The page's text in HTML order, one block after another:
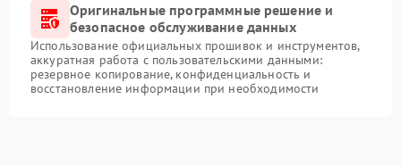
Оригинальные программные решение и
безопасное обслуживание данных
Использование официальных прошивок и инструментов,
аккуратная работа с пользовательскими данными:
резервное копирование, конфиденциальность и
восстановление информации при необходимости